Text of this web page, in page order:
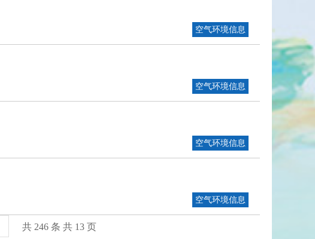
空气环境信息
空气环境信息
空气环境信息
空气环境信息
共 246 条 共 13 页